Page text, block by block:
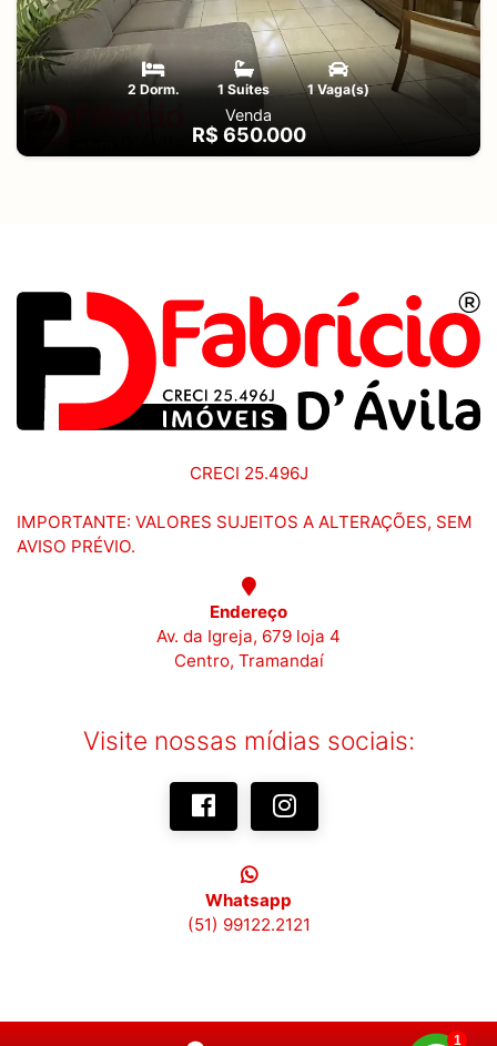
2 Dorm. 1 Suites 1 Vaga(s)
Venda
R$ 650.000
CRECI 25.496J
IMPORTANTE: VALORES SUJEITOS A ALTERAÇÕES, SEM
AVISO PRÉVIO.
Endereço
Av. da Igreja, 679 loja 4
Centro, Tramandaí
Visite nossas mídias sociais:
Whatsapp
(51) 99122.2121
1